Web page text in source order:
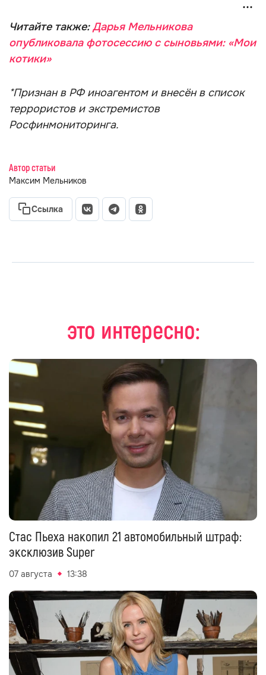
Читайте также:Дарья Мельникова
опубликовала фотосессию с сыновьями: «Мои
котики»
*Признан в РФ иноагентом и внесён в список
террористов и экстремистов
Росфинмониторинга.
Автор статьи
Максим Мельников
Ссылка
это интересно:
Стас Пьеха накопил 21 автомобильный штраф:
эксклюзив Super
07 августа 13:38